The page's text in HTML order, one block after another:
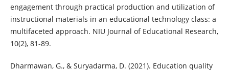
engagement through practical production and utilization of
instructional materials in an educational technology class: a
multifaceted approach. NIU Journal of Educational Research,
10(2), 81-89.
Dharmawan, G., & Suryadarma, D. (2021). Education quality